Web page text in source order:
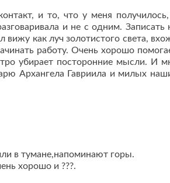
и то, что у меня
и не с одним. Записать
вижу как луч золотистого света,
работу. Очень хорошо
убирает посторонние мысли. И
Архангела Гавриила и милых
в тумане,напоминают горы.
хорошо и ???.